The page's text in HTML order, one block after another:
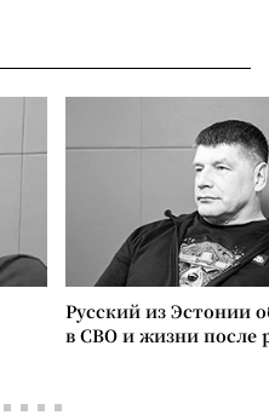
Русский из Эстонии
в СВО и жизни после